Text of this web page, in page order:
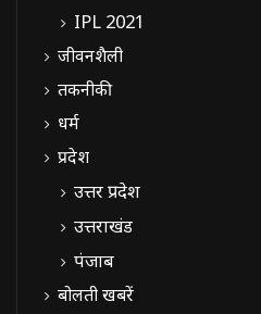
IPL 2021
जीवनशैली
तकनीकी
धर्म
प्रदेश
उत्तर प्रदेश
उत्तराखंड
पंजाब
बोलती खबरें